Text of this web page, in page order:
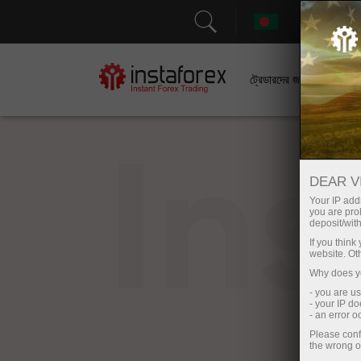
ট্রেডারদের জন্য
DEAR
Your IP
you are
deposit/
If you
website.
Why does
- you are
- your IP
- an error
Please
the wrong